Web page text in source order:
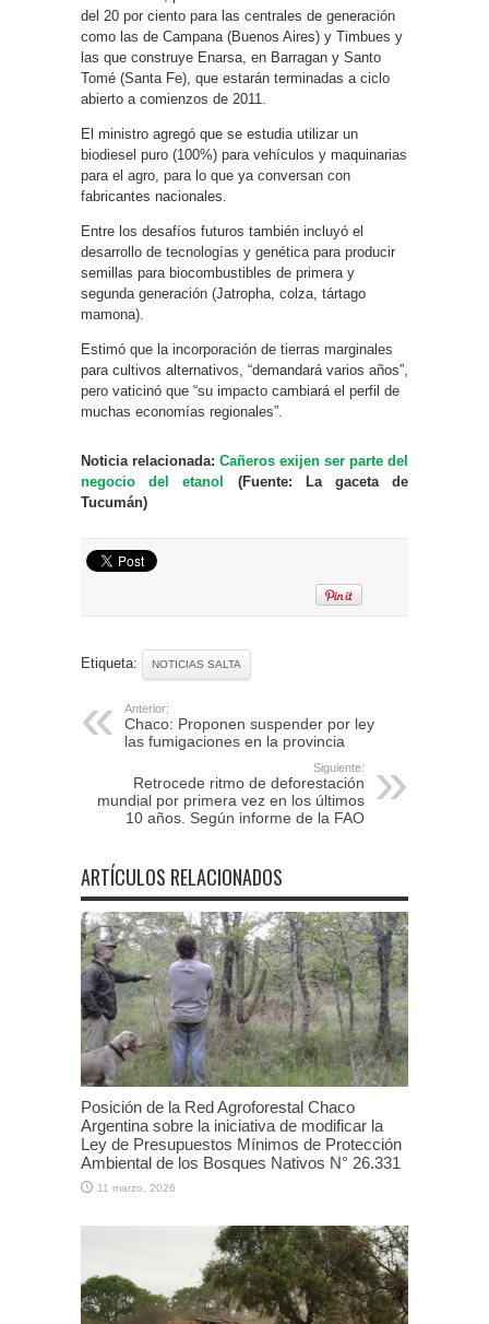
del 20 por ciento para las centrales de generación
como las de Campana (Buenos Aires) y Timbues y
las que construye Enarsa, en Barragan y Santo
Tomé (Santa Fe), que estarán terminadas a ciclo
abierto a comienzos de 2011.
El ministro agregó que se estudia utilizar un
biodiesel puro (100%) para vehículos y maquinarias
para el agro, para lo que ya conversan con
fabricantes nacionales.
Entre los desafíos futuros también incluyó el
desarrollo de tecnologías y genética para producir
semillas para biocombustibles de primera y
segunda generación (Jatropha, colza, tártago
mamona).
Estimó que la incorporación de tierras marginales
para cultivos alternativos, “demandará varios años”,
pero vaticinó que “su impacto cambiará el perfil de
muchas economías regionales”.
Noticia relacionada: Cañeros exijen ser parte del
negocio del etanol (Fuente: La gaceta de
Tucumán)
Etiqueta: NOTICIAS SALTA
Anterior:
Chaco: Proponen suspender por ley
las fumigaciones en la provincia
Siguiente:
Retrocede ritmo de deforestación
mundial por primera vez en los últimos
10 años. Según informe de la FAO
ARTÍCULOS RELACIONADOS
Posición de la Red Agroforestal Chaco
Argentina sobre la iniciativa de modificar la
Ley de Presupuestos Mínimos de Protección
Ambiental de los Bosques Nativos N° 26.331
11 marzo, 2026